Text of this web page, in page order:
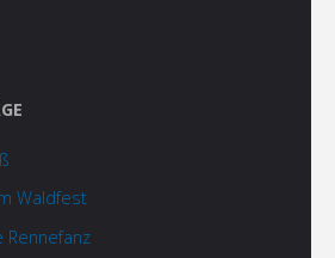
Waldfest
Rennefanz